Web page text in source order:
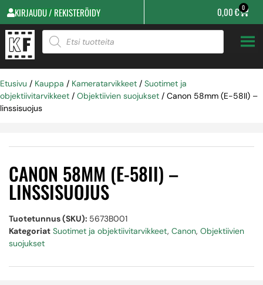
KIRJAUDU / REKISTERÖIDY 0,00€ 0
Etusivu / Kauppa / Kameratarvikkeet / Suotimet ja
objektiivitarvikkeet / Objektiivien suojukset / Canon 58mm (E-58II) –
linssisuojus
CANON 58MM (E-58II) –
LINSSISUOJUS
Tuotetunnus (SKU): 5673B001
Kategoriat Suotimet ja objektiivitarvikkeet, Canon, Objektiivien
suojukset